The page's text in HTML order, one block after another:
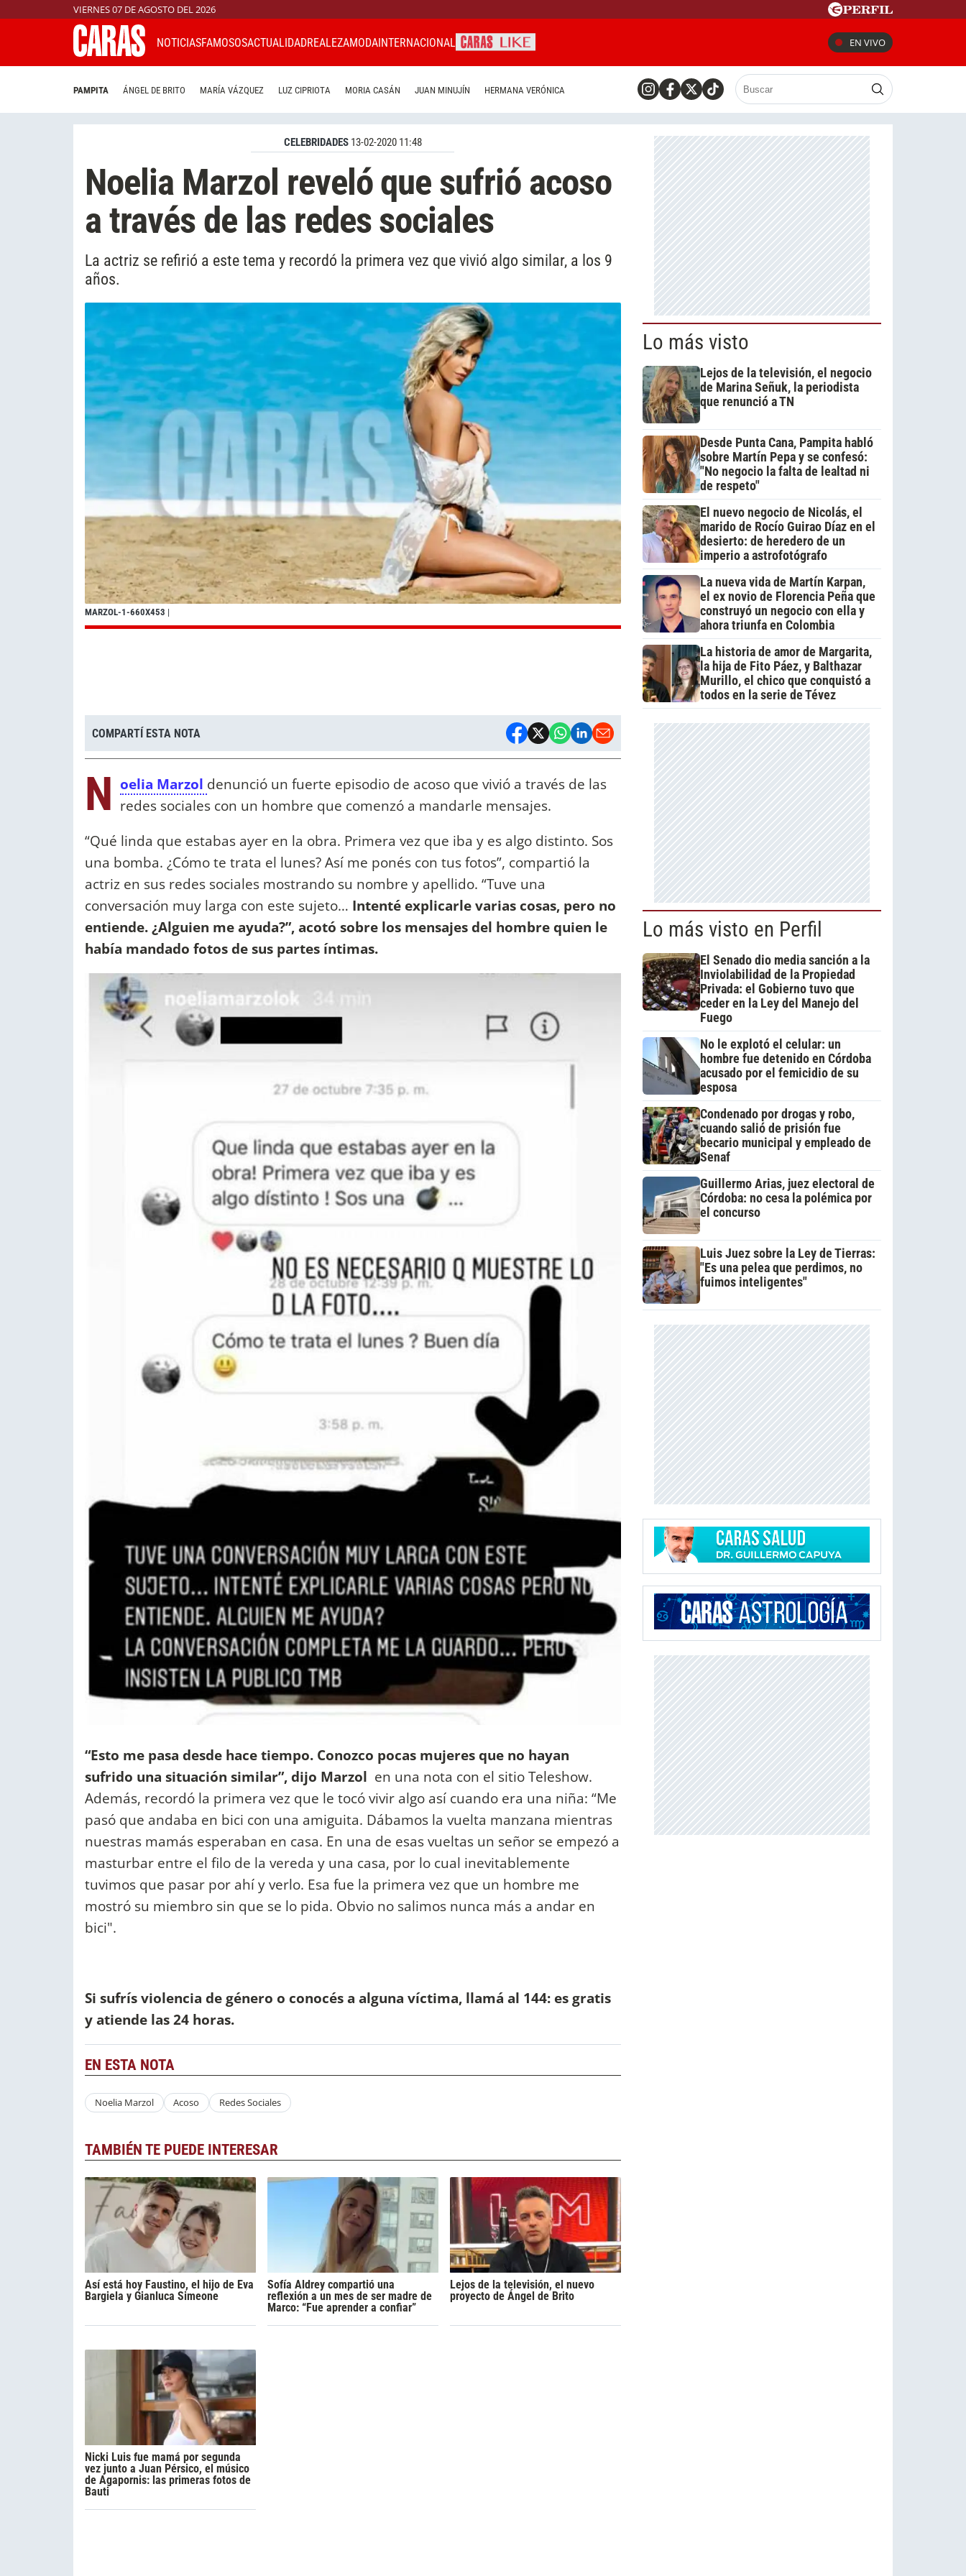
VIERNES 07 DE AGOSTO DEL 2026
NOTICIASFAMOSOSACTUALIDADREALEZAMODAINTERNACIONAL EN VIVO
PAMPITA ÁNGEL DE BRITO MARÍA VÁZQUEZ LUZ CIPRIOTA MORIA CASÁN JUAN MINUJÍN HERMANA VERÓNICA
CELEBRIDADES 13-02-2020 11:48
Noelia Marzol reveló que sufrió acoso
a través de las redes sociales
La actriz se refirió a este tema y recordó la primera vez que vivió algo similar, a los 9
años.
MARZOL-1-660X453 |
COMPARTÍ ESTA NOTA
N oelia Marzol denunció un fuerte episodio de acoso que vivió a través de las
redes sociales con un hombre que comenzó a mandarle mensajes.
“Qué linda que estabas ayer en la obra. Primera vez que iba y es algo distinto. Sos
una bomba. ¿Cómo te trata el lunes? Así me ponés con tus fotos”, compartió la
actriz en sus redes sociales mostrando su nombre y apellido. “Tuve una
conversación muy larga con este sujeto… Intenté explicarle varias cosas, pero no
entiende. ¿Alguien me ayuda?”, acotó sobre los mensajes del hombre quien le
había mandado fotos de sus partes íntimas.
“Esto me pasa desde hace tiempo. Conozco pocas mujeres que no hayan
sufrido una situación similar”, dijo Marzol en una nota con el sitio Teleshow.
Además, recordó la primera vez que le tocó vivir algo así cuando era una niña: “Me
pasó que andaba en bici con una amiguita. Dábamos la vuelta manzana mientras
nuestras mamás esperaban en casa. En una de esas vueltas un señor se empezó a
masturbar entre el filo de la vereda y una casa, por lo cual inevitablemente
tuvimos que pasar por ahí y verlo. Esa fue la primera vez que un hombre me
mostró su miembro sin que se lo pida. Obvio no salimos nunca más a andar en
bici".
Si sufrís violencia de género o conocés a alguna víctima, llamá al 144: es gratis
y atiende las 24 horas.
EN ESTA NOTA
Noelia Marzol Acoso Redes Sociales
TAMBIÉN TE PUEDE INTERESAR
Así está hoy Faustino, el hijo de Eva
Bargiela y Gianluca Simeone
Sofía Aldrey compartió una
reflexión a un mes de ser madre de
Marco: “Fue aprender a confiar”
Lejos de la televisión, el nuevo
proyecto de Ángel de Brito
Nicki Luis fue mamá por segunda
vez junto a Juan Pérsico, el músico
de Agapornis: las primeras fotos de
Bauti
Lo más visto
Lejos de la televisión, el negocio
de Marina Señuk, la periodista
que renunció a TN
Desde Punta Cana, Pampita habló
sobre Martín Pepa y se confesó:
"No negocio la falta de lealtad ni
de respeto"
El nuevo negocio de Nicolás, el
marido de Rocío Guirao Díaz en el
desierto: de heredero de un
imperio a astrofotógrafo
La nueva vida de Martín Karpan,
el ex novio de Florencia Peña que
construyó un negocio con ella y
ahora triunfa en Colombia
La historia de amor de Margarita,
la hija de Fito Páez, y Balthazar
Murillo, el chico que conquistó a
todos en la serie de Tévez
Lo más visto en Perfil
El Senado dio media sanción a la
Inviolabilidad de la Propiedad
Privada: el Gobierno tuvo que
ceder en la Ley del Manejo del
Fuego
No le explotó el celular: un
hombre fue detenido en Córdoba
acusado por el femicidio de su
esposa
Condenado por drogas y robo,
cuando salió de prisión fue
becario municipal y empleado de
Senaf
Guillermo Arias, juez electoral de
Córdoba: no cesa la polémica por
el concurso
Luis Juez sobre la Ley de Tierras:
"Es una pelea que perdimos, no
fuimos inteligentes"